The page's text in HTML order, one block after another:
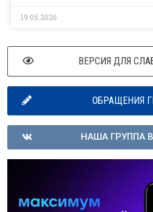
19.05.2026
ВЕРСИЯ ДЛЯ
ОБРАЩЕНИЯ
НАША ГРУППА